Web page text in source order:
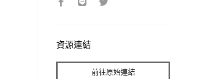
資源連結
前往原始連結